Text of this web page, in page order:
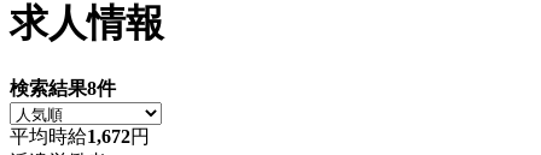
求人情報
検索結果8件
平均時給1,672円